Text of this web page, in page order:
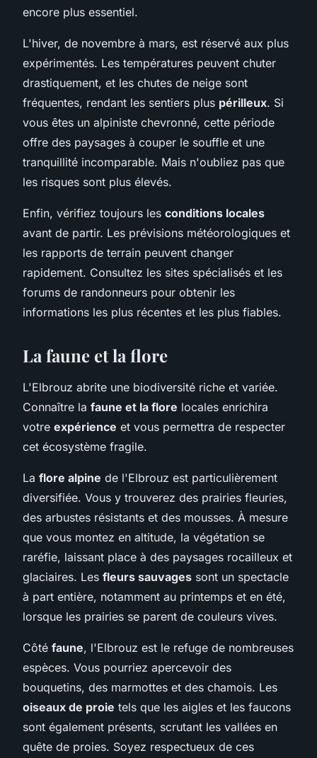
encore plus essentiel.
L'hiver, de novembre à mars, est réservé aux plus
expérimentés. Les températures peuvent chuter
drastiquement, et les chutes de neige sont
fréquentes, rendant les sentiers plus périlleux. Si
vous êtes un alpiniste chevronné, cette période
offre des paysages à couper le souffle et une
tranquillité incomparable. Mais n'oubliez pas que
les risques sont plus élevés.
Enfin, vérifiez toujours les conditions locales
avant de partir. Les prévisions météorologiques et
les rapports de terrain peuvent changer
rapidement. Consultez les sites spécialisés et les
forums de randonneurs pour obtenir les
informations les plus récentes et les plus fiables.
La faune et la flore
L'Elbrouz abrite une biodiversité riche et variée.
Connaître la faune et la flore locales enrichira
votre expérience et vous permettra de respecter
cet écosystème fragile.
La flore alpine de l'Elbrouz est particulièrement
diversifiée. Vous y trouverez des prairies fleuries,
des arbustes résistants et des mousses. À mesure
que vous montez en altitude, la végétation se
raréfie, laissant place à des paysages rocailleux et
glaciaires. Les fleurs sauvages sont un spectacle
à part entière, notamment au printemps et en été,
lorsque les prairies se parent de couleurs vives.
Côté faune, l'Elbrouz est le refuge de nombreuses
espèces. Vous pourriez apercevoir des
bouquetins, des marmottes et des chamois. Les
oiseaux de proie tels que les aigles et les faucons
sont également présents, scrutant les vallées en
quête de proies. Soyez respectueux de ces